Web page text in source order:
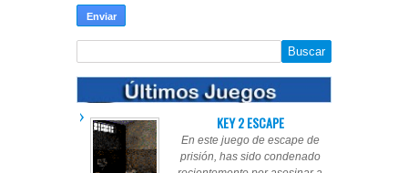
KEY 2 ESCAPE
En este juego de escape de
prisión, has sido condenado